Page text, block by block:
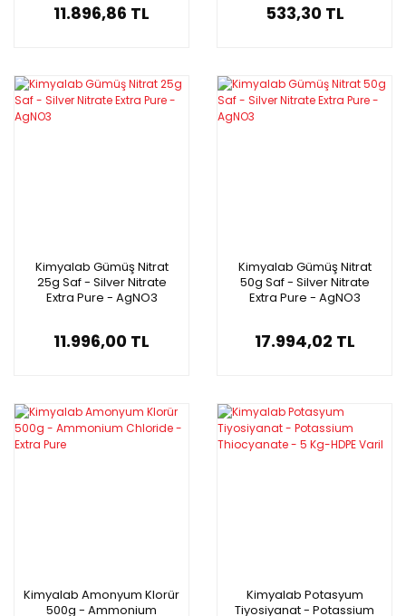
11.896,86 TL 533,30 TL
Kimyalab Gümüş Nitrat
25g Saf - Silver Nitrate
Extra Pure - AgNO3
11.996,00 TL
Kimyalab Gümüş Nitrat
50g Saf - Silver Nitrate
Extra Pure - AgNO3
17.994,02 TL
Kimyalab Amonyum Klorür
500g - Ammonium
Kimyalab Potasyum
Tiyosiyanat - Potassium